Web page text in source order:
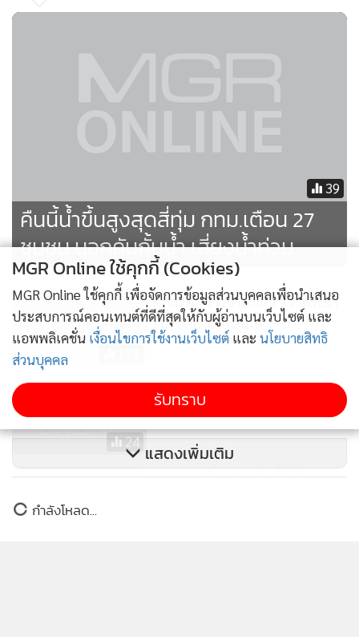
39
คืนนี้น้ำขึ้นสูงสุดสี่ทุ่ม กทม.เตือน 27
ชุมชน นอกคันกั้นน้ำ เสี่ยงน้ำท่วม
กทม.เฝ้าระวังปริมาณน้ำเจ้าพระยา
ยันรับสถานการณ์ได้
24
กทม.วอนเรือด่วนลดความเร็ว
บรรเทาแรงคลื่นซัดบ้าน
กรมชลฯเตือน ปชช.ริมฝั่งเจ้าพระยา
แสดงเพิ่มเติม
ข่าวในหมวดล่าสุด
MGR Online ใช้คุกกี้ (Cookies)
MGR Online ใช้คุกกี้ เพื่อจัดการข้อมูลส่วนบุคคลเพื่อนำเสนอ
ประสบการณ์คอนเทนต์ที่ดีที่สุดให้กับผู้อ่านบนเว็บไซต์ และ
แอพพลิเคชั่น เงื่อนไขการใช้งานเว็บไซต์ และ นโยบายสิทธิ
ส่วนบุคคล
รับทราบ